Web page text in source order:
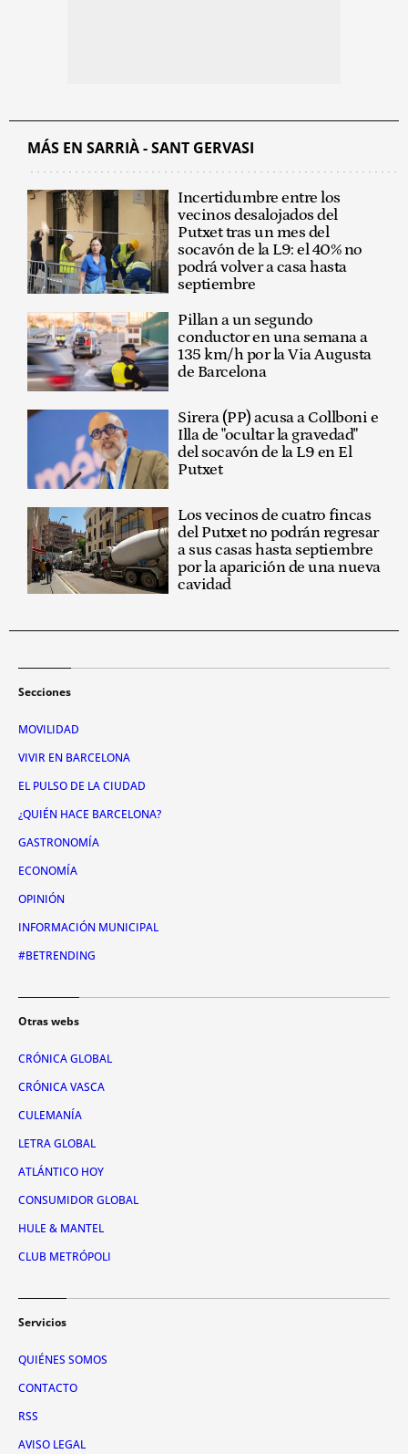
MÁS EN SARRIÀ - SANT GERVASI
Incertidumbre entre los
vecinos desalojados del
Putxet tras un mes del
socavón de la L9: el 40% no
podrá volver a casa hasta
septiembre
Pillan a un segundo
conductor en una semana a
135 km/h por la Via Augusta
de Barcelona
Sirera (PP) acusa a Collboni e
Illa de "ocultar la gravedad"
del socavón de la L9 en El
Putxet
Los vecinos de cuatro fincas
del Putxet no podrán regresar
a sus casas hasta septiembre
por la aparición de una nueva
cavidad
Secciones
MOVILIDAD
VIVIR EN BARCELONA
EL PULSO DE LA CIUDAD
¿QUIÉN HACE BARCELONA?
GASTRONOMÍA
ECONOMÍA
OPINIÓN
INFORMACIÓN MUNICIPAL
#BETRENDING
Otras webs
CRÓNICA GLOBAL
CRÓNICA VASCA
CULEMANÍA
LETRA GLOBAL
ATLÁNTICO HOY
CONSUMIDOR GLOBAL
HULE & MANTEL
CLUB METRÓPOLI
Servicios
QUIÉNES SOMOS
CONTACTO
RSS
AVISO LEGAL